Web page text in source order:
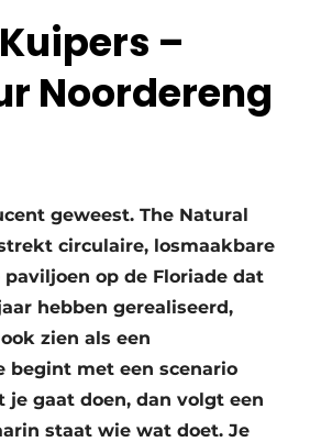
–
Noordereng
geweest. The Natural
circulaire, losmaakbare
op de Floriade dat
hebben gerealiseerd,
zien als een
begint met een scenario
je gaat doen, dan volgt een
staat wie wat doet. Je